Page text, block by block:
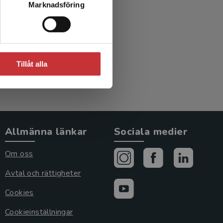
Marknadsföring
Tillåt alla
Allmänna länkar
Om oss
Avtal och rättigheter
Cookies
Cookieinställningar
Sociala medier